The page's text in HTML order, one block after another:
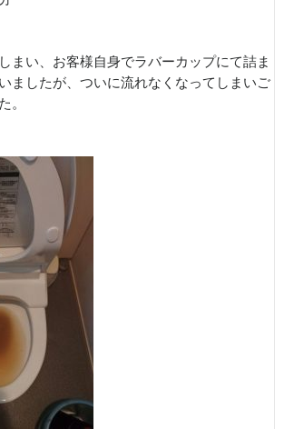
まい、お客様自身でラバーカップにて詰ま
ましたが、ついに流れなくなってしまいご
。